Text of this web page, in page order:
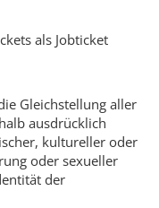
als Jobticket
Gleichstellung aller
ausdrücklich
kultureller oder
oder sexueller
der